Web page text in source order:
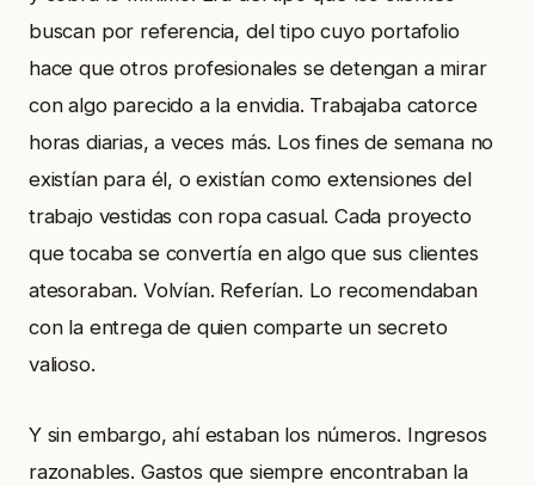
buscan por referencia, del tipo cuyo portafolio
hace que otros profesionales se detengan a mirar
con algo parecido a la envidia. Trabajaba catorce
horas diarias, a veces más. Los fines de semana no
existían para él, o existían como extensiones del
trabajo vestidas con ropa casual. Cada proyecto
que tocaba se convertía en algo que sus clientes
atesoraban. Volvían. Referían. Lo recomendaban
con la entrega de quien comparte un secreto
valioso.
Y sin embargo, ahí estaban los números. Ingresos
razonables. Gastos que siempre encontraban la